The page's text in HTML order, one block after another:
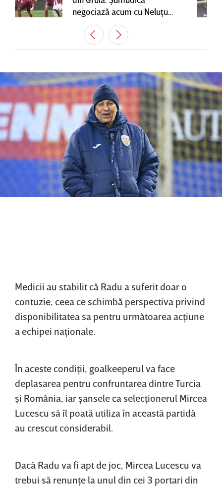
negociază acum cu Neluţu
Varga, care mai are o
variantă pentru banca tehnică
| EXCLUSIV
Medicii au stabilit că Radu a suferit doar o
contuzie, ceea ce schimbă perspectiva privind
disponibilitatea sa pentru următoarea acţiune
a echipei naţionale.
În aceste condiţii, goalkeeperul va face
deplasarea pentru confruntarea dintre Turcia
şi România, iar şansele ca selecţionerul Mircea
Lucescu să îl poată utiliza în această partidă
au crescut considerabil.
Dacă Radu va fi apt de joc, Mircea Lucescu va
trebui să renunţe la unul din cei 3 portari din